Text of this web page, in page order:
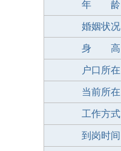
年 龄
婚姻状况
身 高
户口所在
当前所在
工作方式
到岗时间